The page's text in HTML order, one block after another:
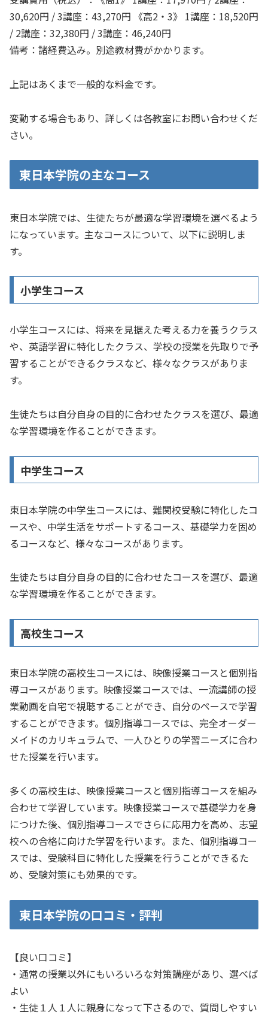
30,620円 / 3講座：43,270円 《高2・3》 1講座：18,520円
/ 2講座：32,380円 / 3講座：46,240円
備考：諸経費込み。別途教材費がかかります。
上記はあくまで一般的な料金です。
変動する場合もあり、詳しくは各教室にお問い合わせくだ
さい。
東日本学院の主なコース
東日本学院では、生徒たちが最適な学習環境を選べるよう
になっています。主なコースについて、以下に説明しま
す。
小学生コース
小学生コースには、将来を見据えた考える力を養うクラス
や、英語学習に特化したクラス、学校の授業を先取りで予
習することができるクラスなど、様々なクラスがありま
す。
生徒たちは自分自身の目的に合わせたクラスを選び、最適
な学習環境を作ることができます。
中学生コース
東日本学院の中学生コースには、難関校受験に特化したコ
ースや、中学生活をサポートするコース、基礎学力を固め
るコースなど、様々なコースがあります。
生徒たちは自分自身の目的に合わせたコースを選び、最適
な学習環境を作ることができます。
高校生コース
東日本学院の高校生コースには、映像授業コースと個別指
導コースがあります。映像授業コースでは、一流講師の授
業動画を自宅で視聴することができ、自分のペースで学習
することができます。個別指導コースでは、完全オーダー
メイドのカリキュラムで、一人ひとりの学習ニーズに合わ
せた授業を行います。
多くの高校生は、映像授業コースと個別指導コースを組み
合わせて学習しています。映像授業コースで基礎学力を身
につけた後、個別指導コースでさらに応用力を高め、志望
校への合格に向けた学習を行います。また、個別指導コー
スでは、受験科目に特化した授業を行うことができるた
め、受験対策にも効果的です。
東日本学院の口コミ・評判
【良い口コミ】
・通常の授業以外にもいろいろな対策講座があり、選べば
よい
・生徒１人１人に親身になって下さるので、質問しやすい